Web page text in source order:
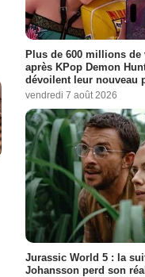
Plus de 600 millions de
après KPop Demon
dévoilent leur nouveau
vendredi 7 août 2026
Jurassic World 5 : la
Johansson perd son